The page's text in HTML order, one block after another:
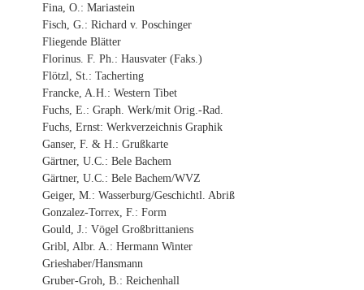
Fina, O.: Mariastein
Fisch, G.: Richard v. Poschinger
Fliegende Blätter
Florinus. F. Ph.: Hausvater (Faks.)
Flötzl, St.: Tacherting
Francke, A.H.: Western Tibet
Fuchs, E.: Graph. Werk/mit Orig.-Rad.
Fuchs, Ernst: Werkverzeichnis Graphik
Ganser, F. & H.: Grußkarte
Gärtner, U.C.: Bele Bachem
Gärtner, U.C.: Bele Bachem/WVZ
Geiger, M.: Wasserburg/Geschichtl. Abriß
Gonzalez-Torrex, F.: Form
Gould, J.: Vögel Großbrittaniens
Gribl, Albr. A.: Hermann Winter
Grieshaber/Hansmann
Gruber-Groh, B.: Reichenhall